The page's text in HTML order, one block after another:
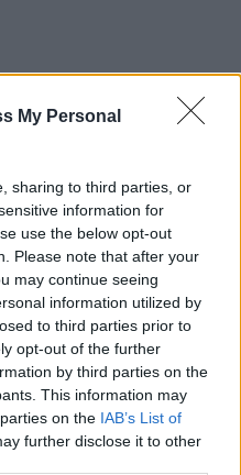
My Personal
sharing to third parties, or
information for
use the below opt-out
Please note that after your
may continue seeing
information utilized by
to third parties prior to
opt-out of the further
by third parties on the
This information may
on the IAB’s List of
further disclose it to other